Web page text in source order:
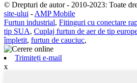
© Drepturi de autor - 2010-2023: Toate
site-ului - AMP Mobile
Furtun industrial, Fitinguri cu conectare
tip SUA, Cuplaj furtun de aer de tip
împletit, furtun de cauciuc,
Trimiteți e-mail
x